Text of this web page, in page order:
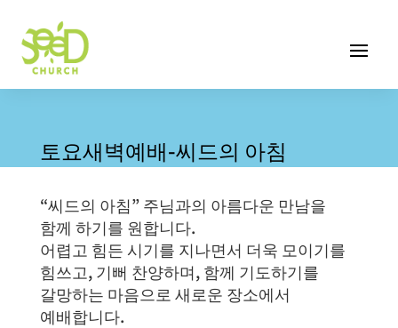
토요새벽예배-씨드의 아침
“씨드의 아침” 주님과의 아름다운 만남을
함께 하기를 원합니다.
어렵고 힘든 시기를 지나면서 더욱 모이기를
힘쓰고, 기뻐 찬양하며, 함께 기도하기를
갈망하는 마음으로 새로운 장소에서
예배합니다.